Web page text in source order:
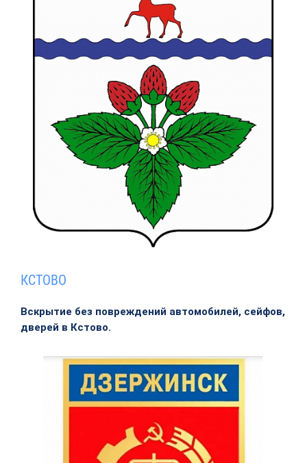
КСТОВО
Вскрытие без повреждений автомобилей, сейфов,
дверей в Кстово.